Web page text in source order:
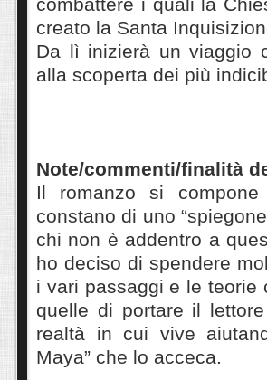
creato la Santa
Da lì inizierà un viaggio
alla scoperta dei più
Note/commenti/finalità
Il romanzo si
constano di uno
chi non è addentro a
ho deciso di spendere
i vari passaggi e le teorie
quelle di portare il
realtà in cui vive
Maya” che lo acceca.